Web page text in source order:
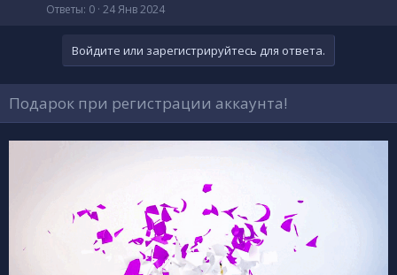
Ответы 0 24 Янв 2024
Войдите или зарегистрируйтесь для ответа.
Подарок при регистрации аккаунта!